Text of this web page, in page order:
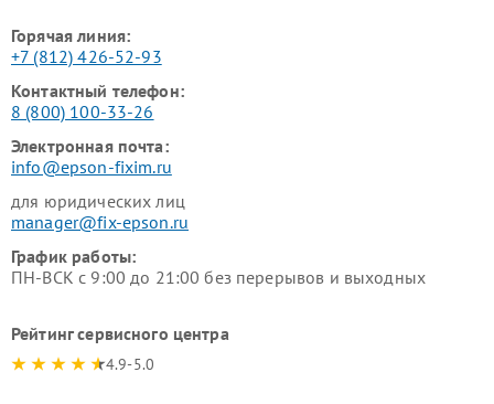
Горячая линия:
+7 (812) 426-52-93
Контактный телефон:
8 (800) 100-33-26
Электронная почта:
info@epson-fixim.ru
для юридических лиц
manager@fix-epson.ru
График работы:
ПН-ВСК с 9:00 до 21:00 без перерывов и выходных
Рейтинг сервисного центра
4.9-5.0